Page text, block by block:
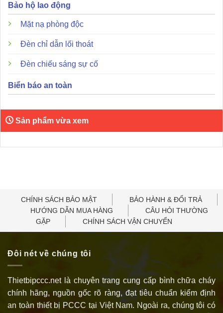
Bảo hộ lao động
Mặt nạ phòng độc
Đèn chỉ dẫn lối thoát
Đèn chiếu sáng sự cố
Biển báo an toàn
Sản phẩm vừa xem
CHÍNH SÁCH BẢO MẬT
BẢO HÀNH & ĐỔI TRẢ
HƯỚNG DẪN MUA HÀNG
CÂU HỎI THƯỜNG
GẶP
CHÍNH SÁCH VẬN CHUYỂN
Đôi nét về chúng tôi
Thietbipccc.net là chuyên trang cung cấp bình chữa cháy
chính hãng, nguồn gốc rõ ràng, đạt tiêu chuẩn kiểm định
an toàn thiết bị PCCC tại Việt Nam. Ngoài ra, chúng tôi có